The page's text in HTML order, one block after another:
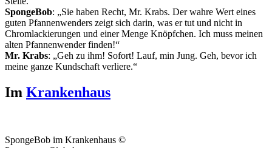
SpongeBob: „Sie haben Recht, Mr. Krabs. Der wahre Wert eines
guten Pfannenwenders zeigt sich darin, was er tut und nicht in
Chromlackierungen und einer Menge Knöpfchen. Ich muss meinen
alten Pfannenwender finden!“
Mr. Krabs: „Geh zu ihm! Sofort! Lauf, min Jung. Geh, bevor ich
meine ganze Kundschaft verliere.“
Im Krankenhaus
SpongeBob im Krankenhaus ©